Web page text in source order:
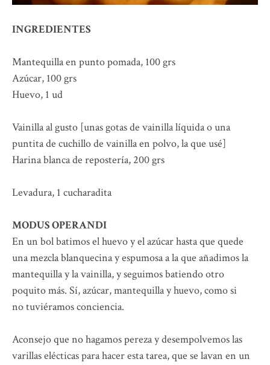
INGREDIENTES
Mantequilla en punto pomada, 100 grs
Azúcar, 100 grs
Huevo, 1 ud
Vainilla al gusto [unas gotas de vainilla líquida o una
puntita de cuchillo de vainilla en polvo, la que usé]
Harina blanca de repostería, 200 grs
Levadura, 1 cucharadita
MODUS OPERANDI
En un bol batimos el huevo y el azúcar hasta que quede
una mezcla blanquecina y espumosa a la que añadimos la
mantequilla y la vainilla, y seguimos batiendo otro
poquito más. Sí, azúcar, mantequilla y huevo, como si
no tuviéramos conciencia.
Aconsejo que no hagamos pereza y desempolvemos las
varillas elécticas para hacer esta tarea, que se lavan en un